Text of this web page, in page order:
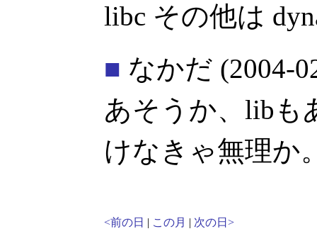
libc その他は
■ なかだ (2004-
あそうか、libも
けなきゃ無理か
<前の日 | この月 | 次の日>